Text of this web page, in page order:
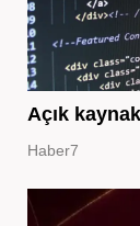
Açık
Haber7